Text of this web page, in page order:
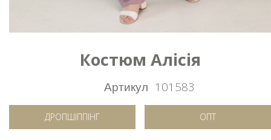
Костюм Алісія
Артикул 101583
ДРОПШІППІНГ ОПТ